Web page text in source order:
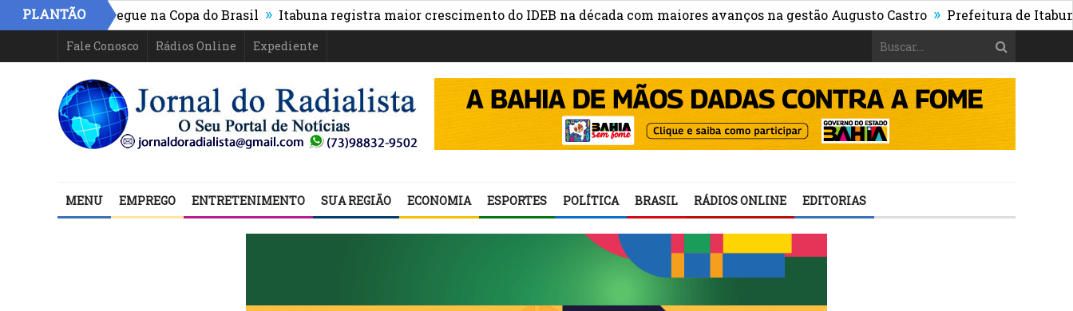
PLANTÃO
PR e segue na Copa do Brasil » Itabuna registra maior crescimento do IDEB na década com maiores avanços na gestão Augusto Castro » Prefeitura de Itabuna
Fale Conosco Rádios Online Expediente
MENU EMPREGO ENTRETENIMENTO SUA REGIÃO ECONOMIA ESPORTES POLÍTICA BRASIL RÁDIOS ONLINE EDITORIAS